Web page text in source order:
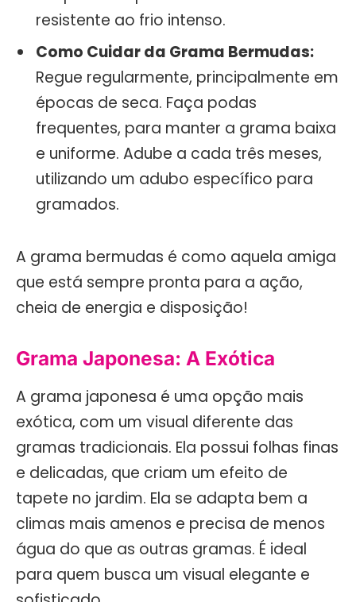
resistente ao frio intenso.
Como Cuidar da Grama Bermudas:
Regue regularmente, principalmente em
épocas de seca. Faça podas
frequentes, para manter a grama baixa
e uniforme. Adube a cada três meses,
utilizando um adubo específico para
gramados.
A grama bermudas é como aquela amiga
que está sempre pronta para a ação,
cheia de energia e disposição!
Grama Japonesa: A Exótica
A grama japonesa é uma opção mais
exótica, com um visual diferente das
gramas tradicionais. Ela possui folhas finas
e delicadas, que criam um efeito de
tapete no jardim. Ela se adapta bem a
climas mais amenos e precisa de menos
água do que as outras gramas. É ideal
para quem busca um visual elegante e